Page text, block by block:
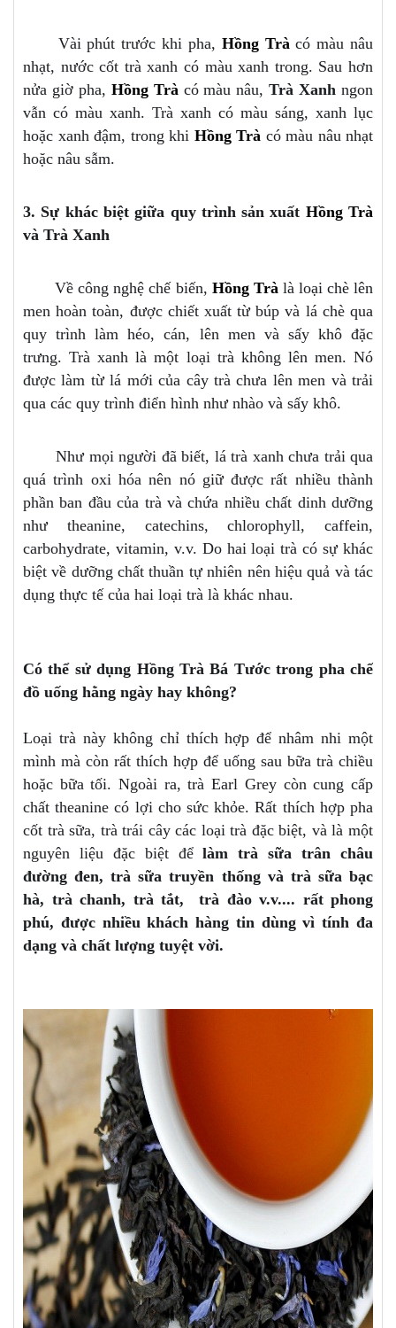
Vài phút trước khi pha, Hồng Tràcó màu nâu
nhạt, nước cốt trà xanh có màu xanh trong. Sau hơn
nửa giờ pha, Hồng Trà có màu nâu,Trà Xanh ngon
vẫn có màu xanh. Trà xanh có màu sáng, xanh lục
hoặc xanh đậm, trong khi Hồng Trà có màu nâu nhạt
hoặc nâu sẫm.
3. Sự khác biệt giữa quy trình sản xuất Hồng Trà
và Trà Xanh
Về công nghệ chế biến, Hồng Trà là loại chè lên
men hoàn toàn, được chiết xuất từ ​​búp và lá chè qua
quy trình làm héo, cán, lên men và sấy khô đặc
trưng. Trà xanh là một loại trà không lên men. Nó
được làm từ lá mới của cây trà chưa lên men và trải
qua các quy trình điển hình như nhào và sấy khô.
Như mọi người đã biết, lá trà xanh chưa trải qua
quá trình oxi hóa nên nó giữ được rất nhiều thành
phần ban đầu của trà và chứa nhiều chất dinh dưỡng
như theanine, catechins, chlorophyll, caffein,
carbohydrate, vitamin, v.v. Do hai loại trà có sự khác
biệt về dưỡng chất thuần tự nhiên nên hiệu quả và tác
dụng thực tế của hai loại trà là khác nhau.
Có thể sử dụng Hồng Trà Bá Tước trong pha chế
đồ uống hằng ngày hay không?
Loại trà này không chỉ thích hợp để nhâm nhi một
mình mà còn rất thích hợp để uống sau bữa trà chiều
hoặc bữa tối. Ngoài ra, trà Earl Grey còn cung cấp
chất theanine có lợi cho sức khỏe. Rất thích hợp pha
cốt trà sữa, trà trái cây các loại trà đặc biệt, và là một
nguyên liệu đặc biệt đểlàm trà sữa trân châu
đường đen, trà sữa truyền thống và trà sữa bạc
hà, trà chanh, trà tắt, trà đào v.v.... rất phong
phú, được nhiều khách hàng tin dùng vì tính đa
dạng và chất lượng tuyệt vời.